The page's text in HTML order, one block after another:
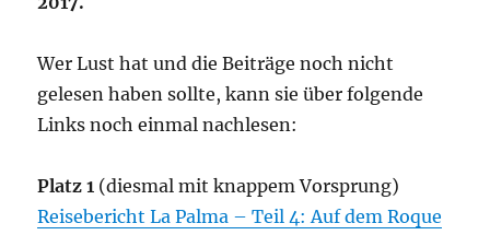
Wer Lust hat und die Beiträge noch nicht
gelesen haben sollte, kann sie über folgende
Links noch einmal nachlesen:
Platz 1 (diesmal mit knappem Vorsprung)
Reisebericht La Palma – Teil 4: Auf dem Roque